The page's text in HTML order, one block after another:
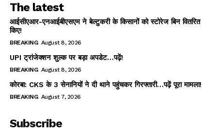
The latest
आईसीएआर-एनआईबीएसएम ने बेल्टुकरी के किसानों को स्टोरेज बिन वितरित
किए!
BREAKING August 8, 2026
UPI ट्रांजेक्शन शुल्क पर बड़ा अपडेट…पढ़ें!
BREAKING August 8, 2026
कोरबा: CKS के 3 सेनानियों ने दी थाने पहुंचकर गिरफ्तारी…पढ़ें पूरा मामला!
BREAKING August 7, 2026
Subscribe